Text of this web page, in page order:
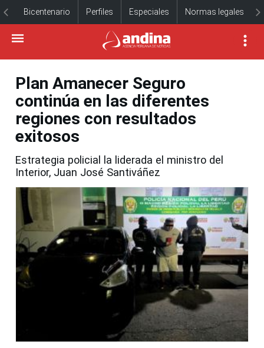
Bicentenario Perfiles Especiales Normas legales
Plan Amanecer Seguro
continúa en las diferentes
regiones con resultados
exitosos
Estrategia policial la liderada el ministro del
Interior, Juan José Santiváñez